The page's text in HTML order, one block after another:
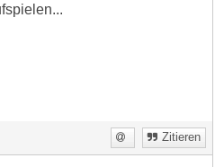
Zitieren